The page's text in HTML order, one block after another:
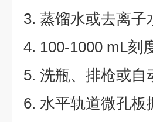
3. 蒸馏水或去离子
4. 100-1000 mL刻
5. 洗瓶、排枪或
6. 水平轨道微孔板